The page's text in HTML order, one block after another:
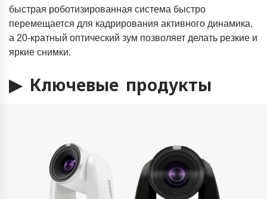
быстрая роботизированная система быстро
перемещается для кадрирования активного динамика,
а 20-кратный оптический зум позволяет делать резкие и
яркие снимки.
▶ Ключевые продукты